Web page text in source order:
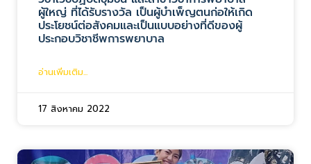
ผู้ใหญ่ ที่ได้รับรางวัล เป็นผู้บำเพ็ญตนก่อให้เกิด
ประโยชน์ต่อสังคมและเป็นแบบอย่างที่ดีของผู้
ประกอบวิชาชีพการพยาบาล
อ่านเพิ่มเติม...
17 สิงหาคม 2022